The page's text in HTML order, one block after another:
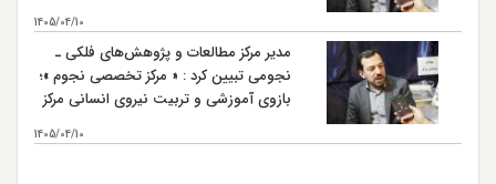
1405/04/10
مدیر مرکز مطالعات و پژوهش‌های فلکی ـ
نجومی تبیین کرد : « مرکز تخصصی نجوم »؛
بازوی آموزشی و تربیت نیروی انسانی مرکز
1405/04/10